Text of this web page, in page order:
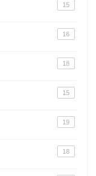
15
16
18
15
19
18